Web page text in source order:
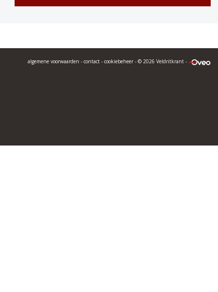
algemene voorwaarden - contact - cookiebeheer - © 2026 Veldritkrant -